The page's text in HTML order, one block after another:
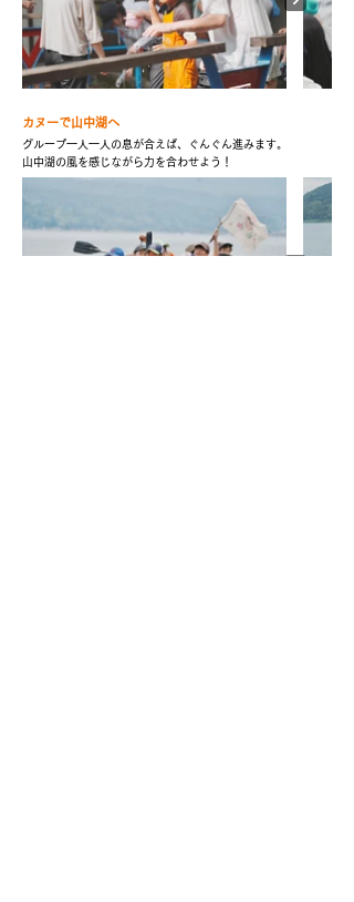
カヌーで山中湖へ
グループ一人一人の息が合えば、ぐんぐん進みます。
山中湖の風を感じながら力を合わせよう！